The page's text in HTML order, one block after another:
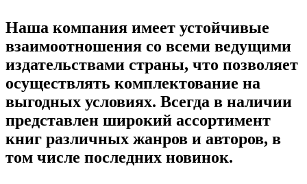
Наша компания имеет устойчивые
взаимоотношения со всеми ведущими
издательствами страны, что позволяет
осуществлять комплектование на
выгодных условиях. Всегда в наличии
представлен широкий ассортимент
книг различных жанров и авторов, в
том числе последних новинок.